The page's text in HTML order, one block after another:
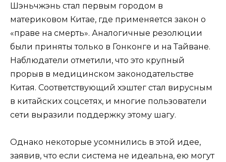
Шэньчжэнь стал первым городом в
материковом Китае, где применяется закон о
«праве на смерть». Аналогичные резолюции
были приняты только в Гонконге и на Тайване.
Наблюдатели отметили, что это крупный
прорыв в медицинском законодательстве
Китая. Соответствующий хэштег стал вирусным
в китайских соцсетях, и многие пользователи
сети выразили поддержку этому шагу.
Однако некоторые усомнились в этой идее,
заявив, что если система не идеальна, ею могут